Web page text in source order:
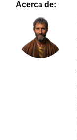
Acerca de: